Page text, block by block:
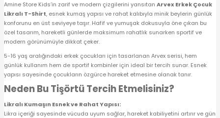
Amine Store Kids’in zarif ve modern çizgilerini yansıtan Arvex Erkek Çocuk
Likralı T-Shirt, esnek kumaş yapısı ve rahat kalıbıyla minik beylerin günlük
konforunu en üst seviyeye taşır. Hafif ve yumuşak dokusuyla öne çıkan bu
özel tasarım, hareketli günlerde maksimum rahatlık sunarken sportif ve
modern görünümüyle dikkat çeker.
5-16 yaş aralığındaki erkek çocukları için tasarlanan Arvex serisi, hem
günlük kullanım hem de sportif kombinler için ideal bir tercih sunar. Esnek
yapısı sayesinde çocukların özgürce hareket etmesine olanak tanır.
Neden Bu Tişörtü Tercih Etmelisiniz?
Likralı Kumaşın Esnek ve Rahat Yapısı:
Likra içeriği sayesinde vücuda uyum sağlar, hareket kabiliyetini artırır ve gün